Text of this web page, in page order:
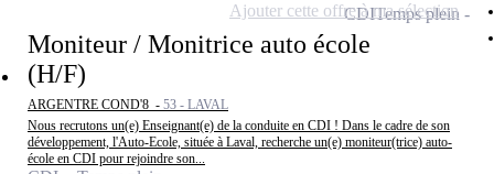
Moniteur / Monitrice auto école
(H/F)
ARGENTRE COND'8 - 53 - LAVAL
Nous recrutons un(e) Enseignant(e) de la conduite en CDI ! Dans le cadre de son
développement, l'Auto-Ecole, située à Laval, recherche un(e) moniteur(trice) auto-
école en CDI pour rejoindre son...
CDITemps plein
Ajouter cette offre à ma sélection